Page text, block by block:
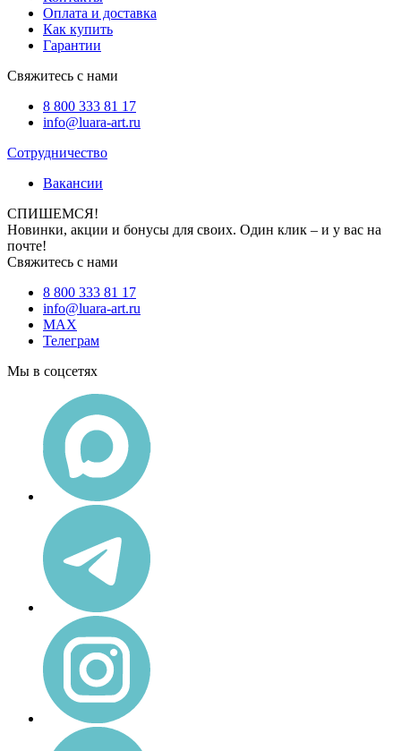
Оплата и доставка
Как купить
Гарантии
Свяжитесь с нами
8 800 333 81 17
info@luara-art.ru
Сотрудничество
Вакансии
СПИШЕМСЯ!
Новинки, акции и бонусы для своих. Один клик – и у вас на
почте!
Свяжитесь с нами
8 800 333 81 17
info@luara-art.ru
MAX
Телеграм
Мы в соцсетях